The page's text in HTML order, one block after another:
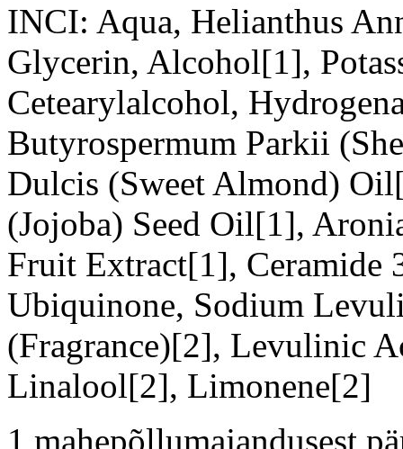
INCI: Aqua, Helianthus
Glycerin, Alcohol[1],
Cetearylalcohol,
Butyrospermum Parkii
Dulcis (Sweet Almond)
(Jojoba) Seed Oil[1],
Fruit Extract[1], Ceramide
Ubiquinone, Sodium
(Fragrance)[2], Levulinic
Linalool[2], Limonene[2]
1 mahepõllumajandusest